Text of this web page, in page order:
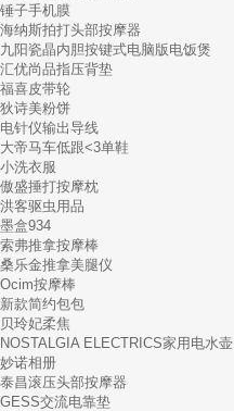
锤子手机膜
海纳斯拍打头部按摩器
九阳瓷晶内胆按键式电脑版电饭煲
汇优尚品指压背垫
福喜皮带轮
狄诗美粉饼
电针仪输出导线
大帝马车低跟<3单鞋
小洗衣服
傲盛捶打按摩枕
洪客驱虫用品
墨盒934
索弗推拿按摩棒
桑乐金推拿美腿仪
Ocim按摩棒
新款简约包包
贝玲妃柔焦
NOSTALGIA ELECTRICS家用电水壶
妙诺相册
泰昌滚压头部按摩器
GESS交流电靠垫